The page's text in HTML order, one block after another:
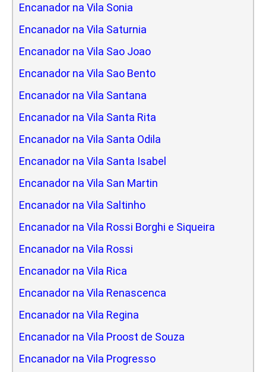
Encanador na Vila Sonia
Encanador na Vila Saturnia
Encanador na Vila Sao Joao
Encanador na Vila Sao Bento
Encanador na Vila Santana
Encanador na Vila Santa Rita
Encanador na Vila Santa Odila
Encanador na Vila Santa Isabel
Encanador na Vila San Martin
Encanador na Vila Saltinho
Encanador na Vila Rossi Borghi e Siqueira
Encanador na Vila Rossi
Encanador na Vila Rica
Encanador na Vila Renascenca
Encanador na Vila Regina
Encanador na Vila Proost de Souza
Encanador na Vila Progresso